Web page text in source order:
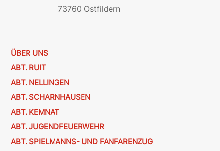
73760 Ostfildern
ÜBER UNS
ABT. RUIT
ABT. NELLINGEN
ABT. SCHARNHAUSEN
ABT. KEMNAT
ABT. JUGENDFEUERWEHR
ABT. SPIELMANNS- UND FANFARENZUG